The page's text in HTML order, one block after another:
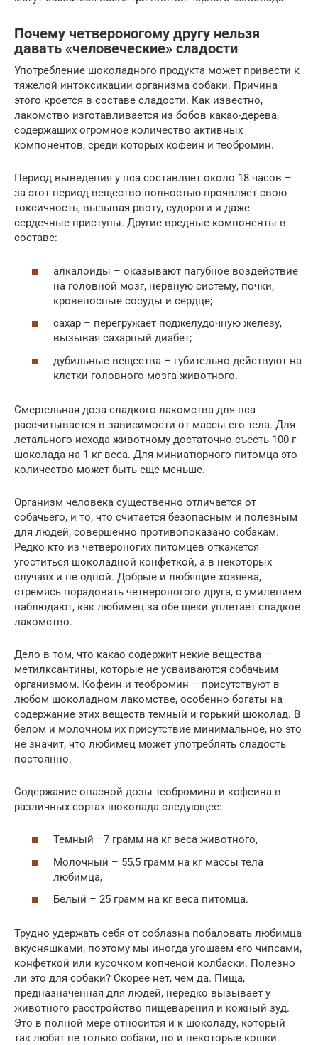
Почему четвероногому другу нельзя
давать «человеческие» сладости
Употребление шоколадного продукта может привести к
тяжелой интоксикации организма собаки. Причина
этого кроется в составе сладости. Как известно,
лакомство изготавливается из бобов какао-дерева,
содержащих огромное количество активных
компонентов, среди которых кофеин и теобромин.
Период выведения у пса составляет около 18 часов –
за этот период вещество полностью проявляет свою
токсичность, вызывая рвоту, судороги и даже
сердечные приступы. Другие вредные компоненты в
составе:
алкалоиды – оказывают пагубное воздействие
на головной мозг, нервную систему, почки,
кровеносные сосуды и сердце;
сахар – перегружает поджелудочную железу,
вызывая сахарный диабет;
дубильные вещества – губительно действуют на
клетки головного мозга животного.
Смертельная доза сладкого лакомства для пса
рассчитывается в зависимости от массы его тела. Для
летального исхода животному достаточно съесть 100 г
шоколада на 1 кг веса. Для миниатюрного питомца это
количество может быть еще меньше.
Организм человека существенно отличается от
собачьего, и то, что считается безопасным и полезным
для людей, совершенно противопоказано собакам.
Редко кто из четвероногих питомцев откажется
угоститься шоколадной конфеткой, а в некоторых
случаях и не одной. Добрые и любящие хозяева,
стремясь порадовать четвероногого друга, с умилением
наблюдают, как любимец за обе щеки уплетает сладкое
лакомство.
Дело в том, что какао содержит некие вещества –
метилксантины, которые не усваиваются собачьим
организмом. Кофеин и теобромин – присутствуют в
любом шоколадном лакомстве, особенно богаты на
содержание этих веществ темный и горький шоколад. В
белом и молочном их присутствие минимальное, но это
не значит, что любимец может употреблять сладость
постоянно.
Содержание опасной дозы теобромина и кофеина в
различных сортах шоколада следующее:
Темный –7 грамм на кг веса животного,
Молочный – 55,5 грамм на кг массы тела
любимца,
Белый – 25 грамм на кг веса питомца.
Трудно удержать себя от соблазна побаловать любимца
вкусняшками, поэтому мы иногда угощаем его чипсами,
конфеткой или кусочком копченой колбаски. Полезно
ли это для собаки? Скорее нет, чем да. Пища,
предназначенная для людей, нередко вызывает у
животного расстройство пищеварения и кожный зуд.
Это в полной мере относится и к шоколаду, который
так любят не только собаки, но и некоторые кошки.